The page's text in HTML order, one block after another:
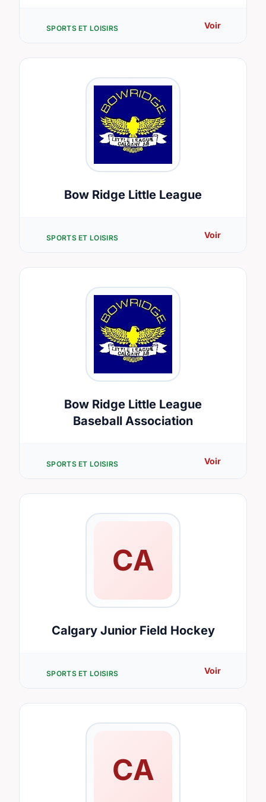
SPORTS ET LOISIRS Voir
Bow Ridge Little League
SPORTS ET LOISIRS Voir
Bow Ridge Little League
Baseball Association
SPORTS ET LOISIRS Voir
CA
Calgary Junior Field Hockey
SPORTS ET LOISIRS Voir
CA